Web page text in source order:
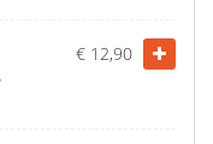
€ 12,90